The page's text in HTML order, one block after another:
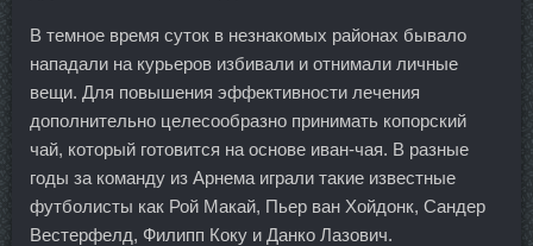
В темное время суток в незнакомых районах бывало
нападали на курьеров избивали и отнимали личные
вещи. Для повышения эффективности лечения
дополнительно целесообразно принимать копорский
чай, который готовится на основе иван-чая. В разные
годы за команду из Арнема играли такие известные
футболисты как Рой Макай, Пьер ван Хойдонк, Сандер
Вестерфелд, Филипп Коку и Данко Лазович.